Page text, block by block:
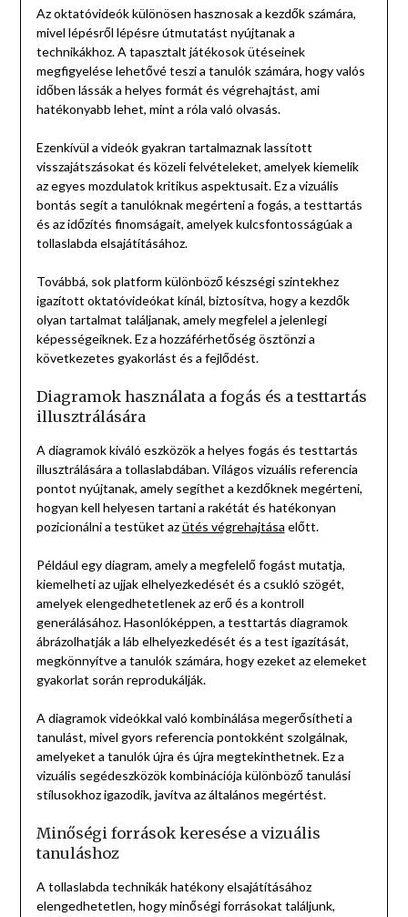
Az oktatóvideók különösen hasznosak a kezdők számára,
mivel lépésről lépésre útmutatást nyújtanak a
technikákhoz. A tapasztalt játékosok ütéseinek
megfigyelése lehetővé teszi a tanulók számára, hogy valós
időben lássák a helyes formát és végrehajtást, ami
hatékonyabb lehet, mint a róla való olvasás.
Ezenkívül a videók gyakran tartalmaznak lassított
visszajátszásokat és közeli felvételeket, amelyek kiemelik
az egyes mozdulatok kritikus aspektusait. Ez a vizuális
bontás segít a tanulóknak megérteni a fogás, a testtartás
és az időzítés finomságait, amelyek kulcsfontosságúak a
tollaslabda elsajátításához.
Továbbá, sok platform különböző készségi szintekhez
igazított oktatóvideókat kínál, biztosítva, hogy a kezdők
olyan tartalmat találjanak, amely megfelel a jelenlegi
képességeiknek. Ez a hozzáférhetőség ösztönzi a
következetes gyakorlást és a fejlődést.
Diagramok használata a fogás és a testtartás
illusztrálására
A diagramok kiváló eszközök a helyes fogás és testtartás
illusztrálására a tollaslabdában. Világos vizuális referencia
pontot nyújtanak, amely segíthet a kezdőknek megérteni,
hogyan kell helyesen tartani a rakétát és hatékonyan
pozicionálni a testüket azütés végrehajtása előtt.
Például egy diagram, amely a megfelelő fogást mutatja,
kiemelheti az ujjak elhelyezkedését és a csukló szögét,
amelyek elengedhetetlenek az erő és a kontroll
generálásához. Hasonlóképpen, a testtartás diagramok
ábrázolhatják a láb elhelyezkedését és a test igazítását,
megkönnyítve a tanulók számára, hogy ezeket az elemeket
gyakorlat során reprodukálják.
A diagramok videókkal való kombinálása megerősítheti a
tanulást, mivel gyors referencia pontokként szolgálnak,
amelyeket a tanulók újra és újra megtekinthetnek. Ez a
vizuális segédeszközök kombinációja különböző tanulási
stílusokhoz igazodik, javítva az általános megértést.
Minőségi források keresése a vizuális
tanuláshoz
A tollaslabda technikák hatékony elsajátításához
elengedhetetlen, hogy minőségi forrásokat találjunk,